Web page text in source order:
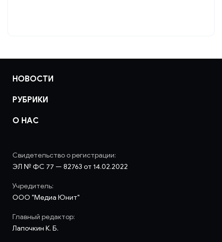
НОВОСТИ
РУБРИКИ
О НАС
Свидетельство о регистрации:
ЭЛ № ФС 77 — 82763 от 14.02.2022
Учредитель:
ООО "Медиа Юнит"
Главный редактор:
Лапочкин К. Б.